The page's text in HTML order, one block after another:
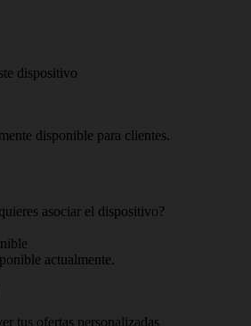
dispositivo
disponible para clientes.
asociar el dispositivo?
actualmente.
tus ofertas personalizadas